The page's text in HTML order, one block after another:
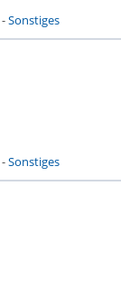
-Sonstiges
-Sonstiges